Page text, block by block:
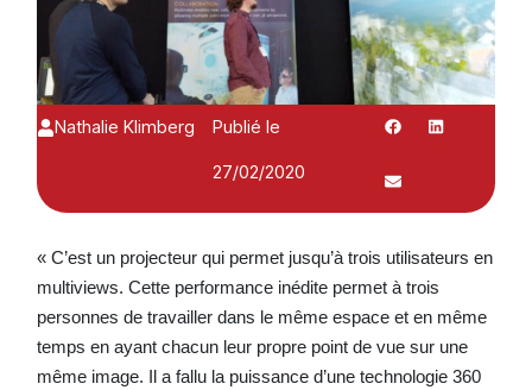
Nathalie Klimberg
Publié le
27/02/2020
« C’est un projecteur qui permet jusqu’à trois utilisateurs en
multiviews. Cette performance inédite permet à trois
personnes de travailler dans le même espace et en même
temps en ayant chacun leur propre point de vue sur une
même image. Il a fallu la puissance d’une technologie 360